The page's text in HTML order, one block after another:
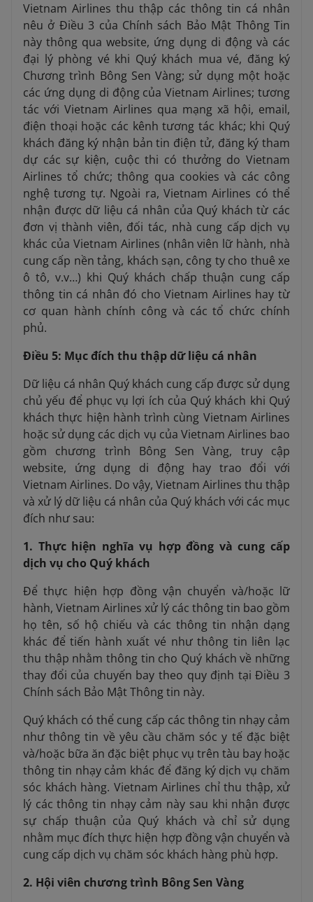
Vietnam Airlines thu thập các thông tin cá nhân
nêu ở Điều 3 của Chính sách Bảo Mật Thông Tin
này thông qua website, ứng dụng di động và các
đại lý phòng vé khi Quý khách mua vé, đăng ký
Chương trình Bông Sen Vàng; sử dụng một hoặc
các ứng dụng di động của Vietnam Airlines; tương
tác với Vietnam Airlines qua mạng xã hội, email,
điện thoại hoặc các kênh tương tác khác; khi Quý
khách đăng ký nhận bản tin điện tử, đăng ký tham
dự các sự kiện, cuộc thi có thưởng do Vietnam
Airlines tổ chức; thông qua cookies và các công
nghệ tương tự. Ngoài ra, Vietnam Airlines có thể
nhận được dữ liệu cá nhân của Quý khách từ các
đơn vị thành viên, đối tác, nhà cung cấp dịch vụ
khác của Vietnam Airlines (nhân viên lữ hành, nhà
cung cấp nền tảng, khách sạn, công ty cho thuê xe
ô tô, v.v…) khi Quý khách chấp thuận cung cấp
thông tin cá nhân đó cho Vietnam Airlines hay từ
cơ quan hành chính công và các tổ chức chính
phủ.
Điều 5: Mục đích thu thập dữ liệu cá nhân
Dữ liệu cá nhân Quý khách cung cấp được sử dụng
chủ yếu để phục vụ lợi ích của Quý khách khi Quý
khách thực hiện hành trình cùng Vietnam Airlines
hoặc sử dụng các dịch vụ của Vietnam Airlines bao
gồm chương trình Bông Sen Vàng, truy cập
website, ứng dụng di động hay trao đổi với
Vietnam Airlines. Do vậy, Vietnam Airlines thu thập
và xử lý dữ liệu cá nhân của Quý khách với các mục
đích như sau:
1. Thực hiện nghĩa vụ hợp đồng và cung cấp
dịch vụ cho Quý khách
Để thực hiện hợp đồng vận chuyển và/hoặc lữ
hành, Vietnam Airlines xử lý các thông tin bao gồm
họ tên, số hộ chiếu và các thông tin nhận dạng
khác để tiến hành xuất vé như thông tin liên lạc
thu thập nhằm thông tin cho Quý khách về những
thay đổi của chuyến bay theo quy định tại Điều 3
Chính sách Bảo Mật Thông tin này.
Quý khách có thể cung cấp các thông tin nhạy cảm
như thông tin về yêu cầu chăm sóc y tế đặc biệt
và/hoặc bữa ăn đặc biệt phục vụ trên tàu bay hoặc
thông tin nhạy cảm khác để đăng ký dịch vụ chăm
sóc khách hàng. Vietnam Airlines chỉ thu thập, xử
lý các thông tin nhạy cảm này sau khi nhận được
sự chấp thuận của Quý khách và chỉ sử dụng
nhằm mục đích thực hiện hợp đồng vận chuyển và
cung cấp dịch vụ chăm sóc khách hàng phù hợp.
2. Hội viên chương trình Bông Sen Vàng